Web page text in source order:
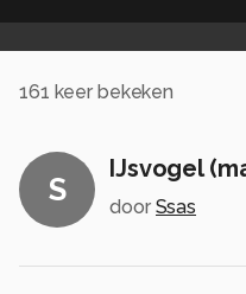
161 keer bekeken
S
IJsvogel
door Ssas